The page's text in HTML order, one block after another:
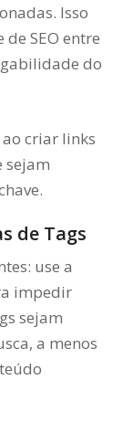
Isso
SEO entre
do
criar links
sejam
de Tags
use a
impedir
sejam
a menos